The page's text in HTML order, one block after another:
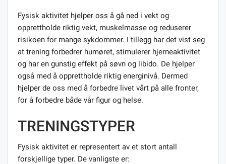
Fysisk aktivitet hjelper oss å gå ned i vekt og
opprettholde riktig vekt, muskelmasse og reduserer
risikoen for mange sykdommer. I tillegg har det vist seg
at trening forbedrer humøret, stimulerer hjerneaktivitet
og har en gunstig effekt på søvn og libido. De hjelper
også med å opprettholde riktig energinivå. Dermed
hjelper de oss med å forbedre livet vårt på alle fronter,
for å forbedre både vår figur og helse.
TRENINGSTYPER
Fysisk aktivitet er representert av et stort antall
forskjellige typer. De vanligste er: